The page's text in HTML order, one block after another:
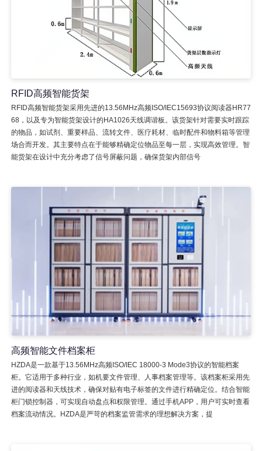
RFID高频智能货架
RFID高频智能货架采用先进的13.56MHz高频ISO/IEC15693协议阅读器HR77
68，以及专为智能货架设计的HA1026天线调谐板。该货架针对需要实时跟踪
的物品，如试剂、重要样品、流转文件、医疗耗材、临时配件和物料箱等管理
场合而开发。其主要特点在于能够精确定位物品至每一层，实现高效管理。智
能货架在设计中充分考虑了信号屏蔽问题，确保货架内部信号
高频智能文件档案柜
HZDA是一款基于13.56MHz高频ISO/IEC 18000-3 Mode3协议的智能档案
柜。它适用于多种行业，如机要文件管理、人事档案管理等。该档案柜采用先
进的阅读器和天线技术，确保对贴有电子标签的文件进行精确定位。结合智能
柜门锁控制器，可实现自动盘点和权限管理。通过手机APP，用户可实时查看
档案流动情况。HZDA是严苛的档案监管需求的理想解决方案，提